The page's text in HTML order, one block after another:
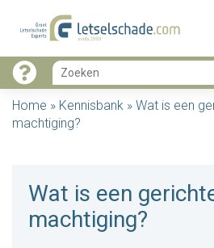
Home » Kennisbank » Wat is een
machtiging?
Wat is een
machtiging?